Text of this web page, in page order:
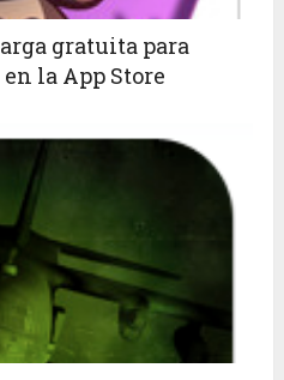
gratuita para
la App Store